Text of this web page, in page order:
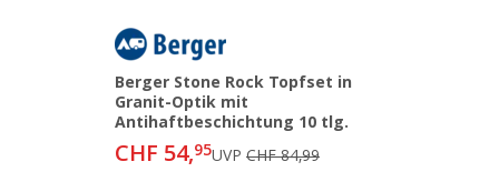
Berger Stone Rock Topfset in
Granit-Optik mit
Antihaftbeschichtung 10 tlg.
CHF 54,95UVP CHF 84,99